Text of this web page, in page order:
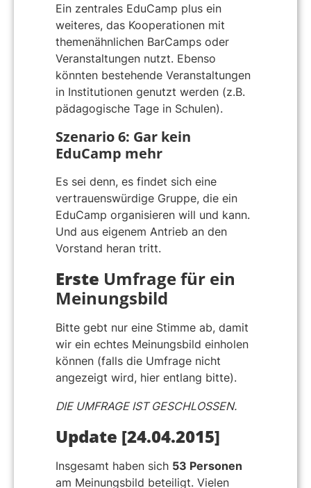
Ein zentrales EduCamp plus ein
weiteres, das Kooperationen mit
themenähnlichen BarCamps oder
Veranstaltungen nutzt. Ebenso
könnten bestehende Veranstaltungen
in Institutionen genutzt werden (z.B.
pädagogische Tage in Schulen).
Szenario 6: Gar kein
EduCamp mehr
Es sei denn, es findet sich eine
vertrauenswürdige Gruppe, die ein
EduCamp organisieren will und kann.
Und aus eigenem Antrieb an den
Vorstand heran tritt.
Erste Umfrage für ein
Meinungsbild
Bitte gebt nur eine Stimme ab, damit
wir ein echtes Meinungsbild einholen
können (falls die Umfrage nicht
angezeigt wird, hier entlang bitte).
DIE UMFRAGE IST GESCHLOSSEN.
Update [24.04.2015]
Insgesamt haben sich 53 Personen
am Meinungsbild beteiligt. Vielen